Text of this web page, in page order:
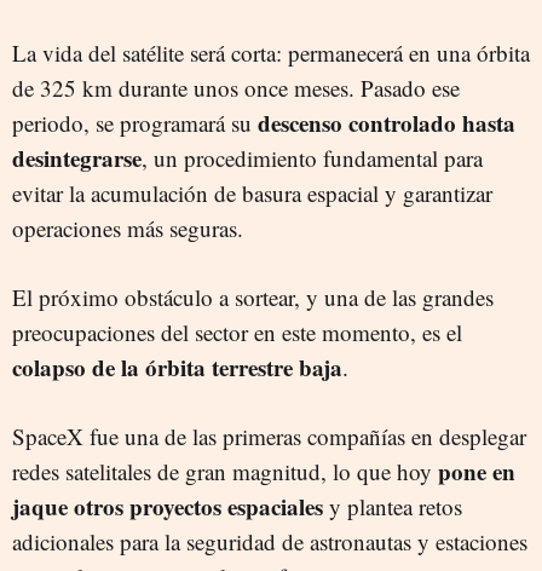
La vida del satélite será corta: permanecerá en una órbita
de 325 km durante unos once meses. Pasado ese
periodo, se programará su descenso controlado hasta
desintegrarse, un procedimiento fundamental para
evitar la acumulación de basura espacial y garantizar
operaciones más seguras.
El próximo obstáculo a sortear, y una de las grandes
preocupaciones del sector en este momento, es el
colapso de la órbita terrestre baja.
SpaceX fue una de las primeras compañías en desplegar
redes satelitales de gran magnitud, lo que hoy pone en
jaque otros proyectos espaciales y plantea retos
adicionales para la seguridad de astronautas y estaciones